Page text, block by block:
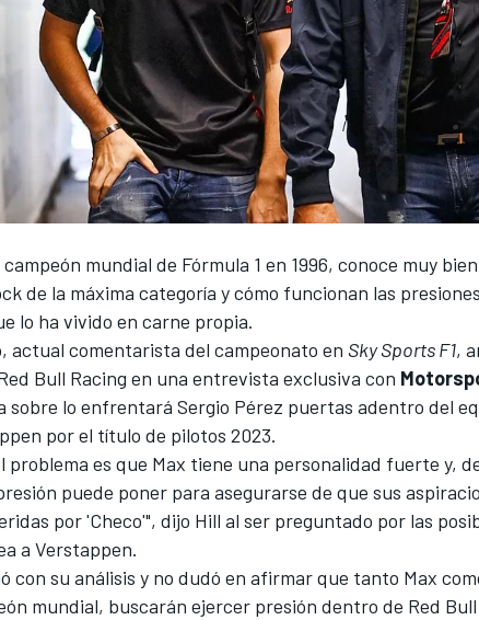
campeón mundial de Fórmula 1 en 1996, conoce muy
de la máxima categoría y cómo funcionan las
lo ha vivido en carne propia.
actual comentarista del campeonato en Sky Sports F1,
Bull Racing en una entrevista exclusiva con
sobre lo enfrentará Sergio Pérez puertas adentro del
por el título de pilotos 2023.
problema es que Max tiene una personalidad fuerte y,
puede poner para asegurarse de que sus
por 'Checo'", dijo Hill al ser preguntado por las
a Verstappen.
con su análisis y no dudó en afirmar que tanto Max
mundial, buscarán ejercer presión dentro de Red